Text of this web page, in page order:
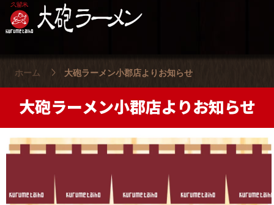
ホーム 大砲ラーメン小郡店よりお知らせ
大砲ラーメン小郡店よりお知らせ